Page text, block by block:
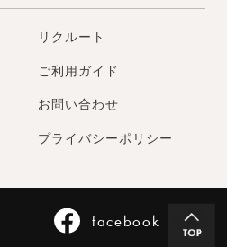
リクルート
ご利用ガイド
お問い合わせ
プライバシーポリシー
facebook